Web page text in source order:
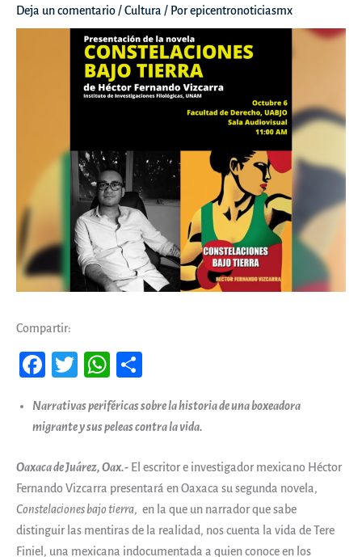
Deja un comentario/Cultura / Porepicentronoticiasmx
Compartir:
Fa
b
k
T
tt
W
ts
pp
pa
r
Narrativas periféricas sobre la historia de una boxeadora
migrante y sus peleas contra la vida.
Oaxaca de Juárez, Oax.- El escritor e investigador mexicano Héctor
Fernando Vizcarra presentará en Oaxaca su segunda novela,
Constelaciones bajo tierra, en la que un narrador que sabe
distinguir las mentiras de la realidad, nos cuenta la vida de Tere
Finiel, una mexicana indocumentada a quien conoce en los